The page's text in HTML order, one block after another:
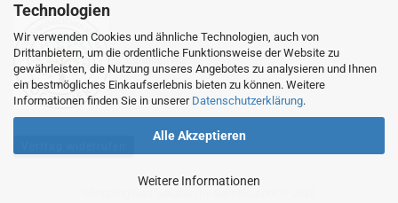
Technologien
Wir verwenden Cookies und ähnliche Technologien, auch von
Drittanbietern, um die ordentliche Funktionsweise der Website zu
gewährleisten, die Nutzung unseres Angebotes zu analysieren und Ihnen
ein bestmögliches Einkaufserlebnis bieten zu können. Weitere
Informationen finden Sie in unserer Datenschutzerklärung.
Alle Akzeptieren
Weitere Informationen